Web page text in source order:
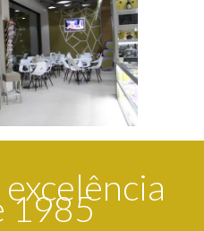
1985